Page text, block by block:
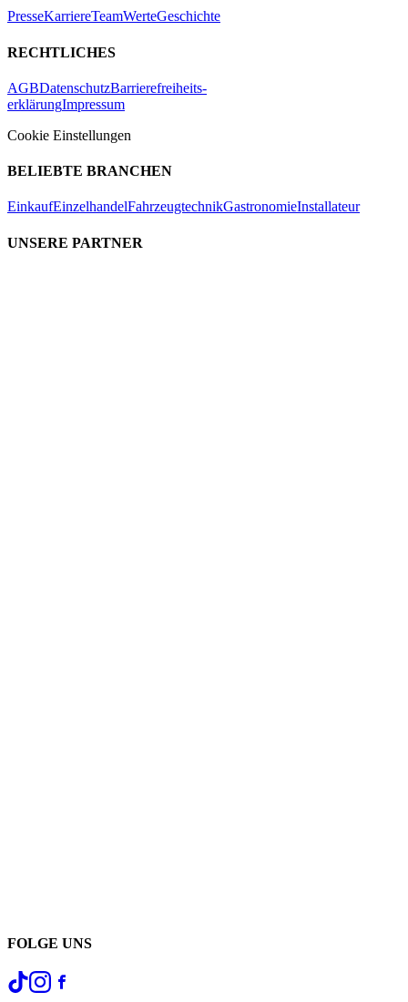
PresseKarriereTeamWerteGeschichte
RECHTLICHES
AGBDatenschutzBarrierefreiheits-
erklärungImpressum
Cookie Einstellungen
BELIEBTE BRANCHEN
EinkaufEinzelhandelFahrzeugtechnikGastronomieInstallateur
UNSERE PARTNER
FOLGE UNS